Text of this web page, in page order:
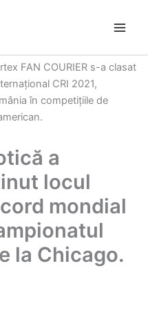
a
locul
mondial
la Chicago.